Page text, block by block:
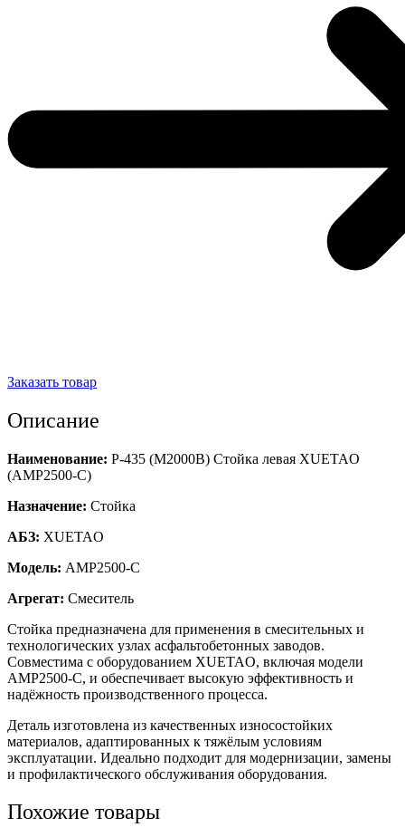
Заказать товар
Описание
Наименование: Р-435 (M2000B) Стойка левая XUETAO
(AMP2500-C)
Назначение: Стойка
АБЗ: XUETAO
Модель: AMP2500-C
Агрегат: Смеситель
Стойка предназначена для применения в смесительных и
технологических узлах асфальтобетонных заводов.
Совместима с оборудованием XUETAO, включая модели
AMP2500-C, и обеспечивает высокую эффективность и
надёжность производственного процесса.
Деталь изготовлена из качественных износостойких
материалов, адаптированных к тяжёлым условиям
эксплуатации. Идеально подходит для модернизации, замены
и профилактического обслуживания оборудования.
Похожие товары